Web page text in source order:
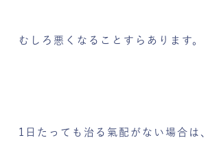
むしろ悪くなることすらあります。
1日たっても治る氣配がない場合は、